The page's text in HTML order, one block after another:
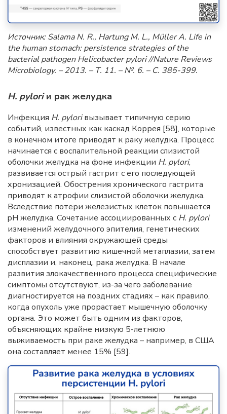
Источник: Salama N. R., Hartung M. L., Müller A. Life in
the human stomach: persistence strategies of the
bacterial pathogen Helicobacter pylori //Nature Reviews
Microbiology. – 2013. – Т. 11. – №. 6. – С. 385-399.
H. pyloriи рак желудка
Инфекция H. pyloriвызывает типичную серию
событий, известных как каскад Коррея [58], которые
в конечном итоге приводят к раку желудка. Процесс
начинается с воспалительной реакции слизистой
оболочки желудка на фоне инфекции H. pylori,
развивается острый гастрит с его последующей
хронизацией. Обострения хронического гастрита
приводят к атрофии слизистой оболочки желудка.
Вследствие потери железистых клеток повышается
pH желудка. Сочетание ассоциированных с H. pylori
изменений желудочного эпителия, генетических
факторов и влияния окружающей среды
способствует развитию кишечной метаплазии, затем
дисплазии и, наконец, рака желудка. В начале
развития злокачественного процесса специфические
симптомы отсутствуют, из-за чего заболевание
диагностируется на поздних стадиях – как правило,
когда опухоль уже прорастает мышечную оболочку
органа. Это может быть одним из факторов,
объясняющих крайне низкую 5-летнюю
выживаемость при раке желудка – например, в США
она составляет менее 15% [59].